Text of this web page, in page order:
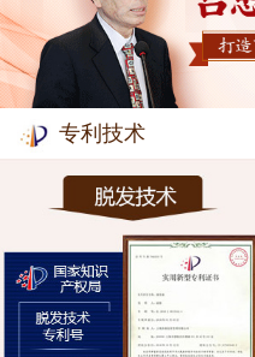
专利技术